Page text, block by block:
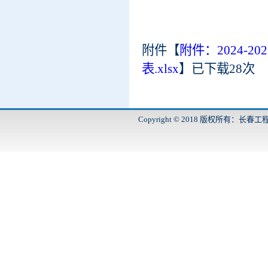
附件【 附件：2024-
表.xlsx】 已下载28次
Copyright © 2018 版权所有：长春工